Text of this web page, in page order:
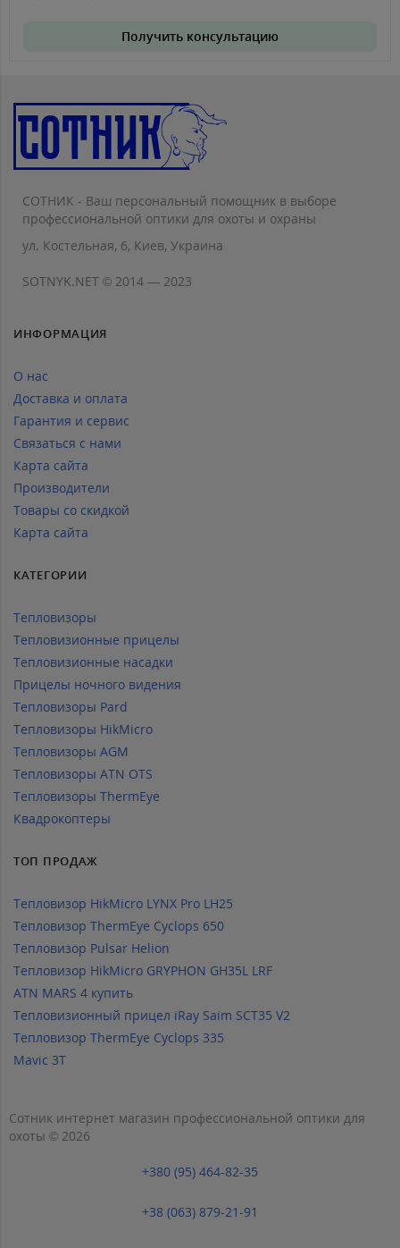
Получить консультацию
СОТНИК - Ваш персональный помощник в выборе
профессиональной оптики для охоты и охраны
ул. Костельная, 6, Киев, Украина
SOTNYK.NET © 2014 — 2023
ИНФОРМАЦИЯ
О нас
Доставка и оплата
Гарантия и сервис
Связаться с нами
Карта сайта
Производители
Товары со скидкой
Карта сайта
КАТЕГОРИИ
Тепловизоры
Тепловизионные прицелы
Тепловизионные насадки
Прицелы ночного видения
Тепловизоры Pard
Тепловизоры HikMicro
Тепловизоры AGM
Тепловизоры ATN OTS
Тепловизоры ThermEye
Квадрокоптеры
ТОП ПРОДАЖ
Тепловизор HikMicro LYNX Pro LH25
Тепловизор ThermEye Cyclops 650
Тепловизор Pulsar Helion
Тепловизор HikMicro GRYPHON GH35L LRF
ATN MARS 4 купить
Тепловизионный прицел iRay Saim SCT35 V2
Тепловизор ThermEye Cyclops 335
Mavic 3T
Сотник интернет магазин профессиональной оптики для
охоты © 2026
+380 (95) 464-82-35
+38 (063) 879-21-91